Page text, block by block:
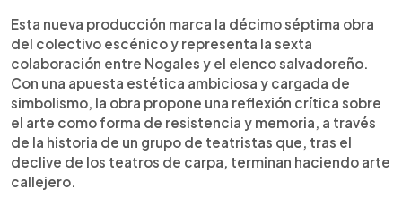
Esta nueva producción marca la décimo séptima obra
del colectivo escénico y representa la sexta
colaboración entre Nogales y el elenco salvadoreño.
Con una apuesta estética ambiciosa y cargada de
simbolismo, la obra propone una reflexión crítica sobre
el arte como forma de resistencia y memoria, a través
de la historia de un grupo de teatristas que, tras el
declive de los teatros de carpa, terminan haciendo arte
callejero.